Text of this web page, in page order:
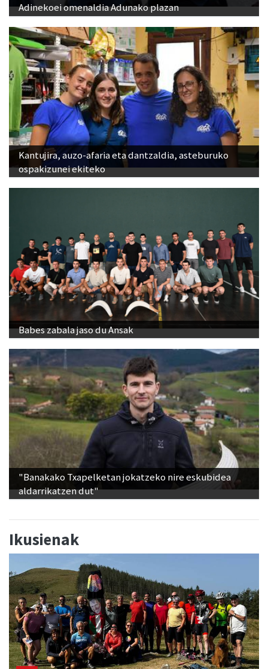
Adinekoei omenaldia Adunako plazan
Kantujira, auzo-afaria eta dantzaldia, asteburuko
ospakizunei ekiteko
Babes zabala jaso du Ansak
"Banakako Txapelketan jokatzeko nire eskubidea
aldarrikatzen dut"
Ikusienak